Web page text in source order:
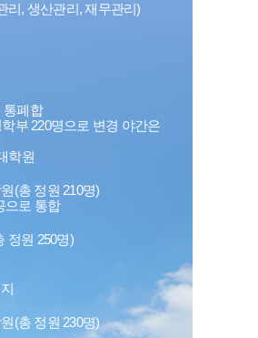
리, 생산관리, 재무관리)
통폐합
부 220명으로 변경 야간은
학원
(총 정원 210명)
으로 통합
정원 250명)
(총 정원 230명)